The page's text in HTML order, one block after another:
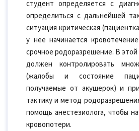
студент определяется с
определиться с дальнейшей
ситуация критическая
у нее начинается
срочное родоразрешение. В
должен контролировать
(жалобы и состояние
получаемые от акушерок) и
тактику и метод
помощь анестезиолога, чтобы
кровопотери.